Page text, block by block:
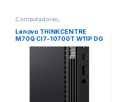
Computadoras
Computadoras de Escritorio
Lenovo THINKCENTRE
M70Q CI7-10700T W11P DG
W10P 16GB 512GB 3YO
-10700T WINDOWS 10 PRO